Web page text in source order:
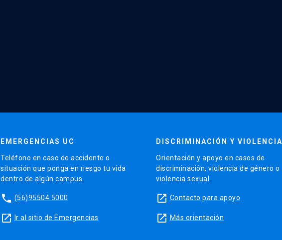
EMERGENCIAS UC
Teléfono en caso de accidente o
situación que ponga en riesgo tu vida
dentro de algún campus.
phone (56)95504 5000
launch Ir al sitio de Emergencias
DISCRIMINACIÓN Y VIOLENCIA
Orientación y apoyo en casos de
discriminación, violencia de género o
violencia sexual.
launch Contacto para apoyo
launch Más orientación